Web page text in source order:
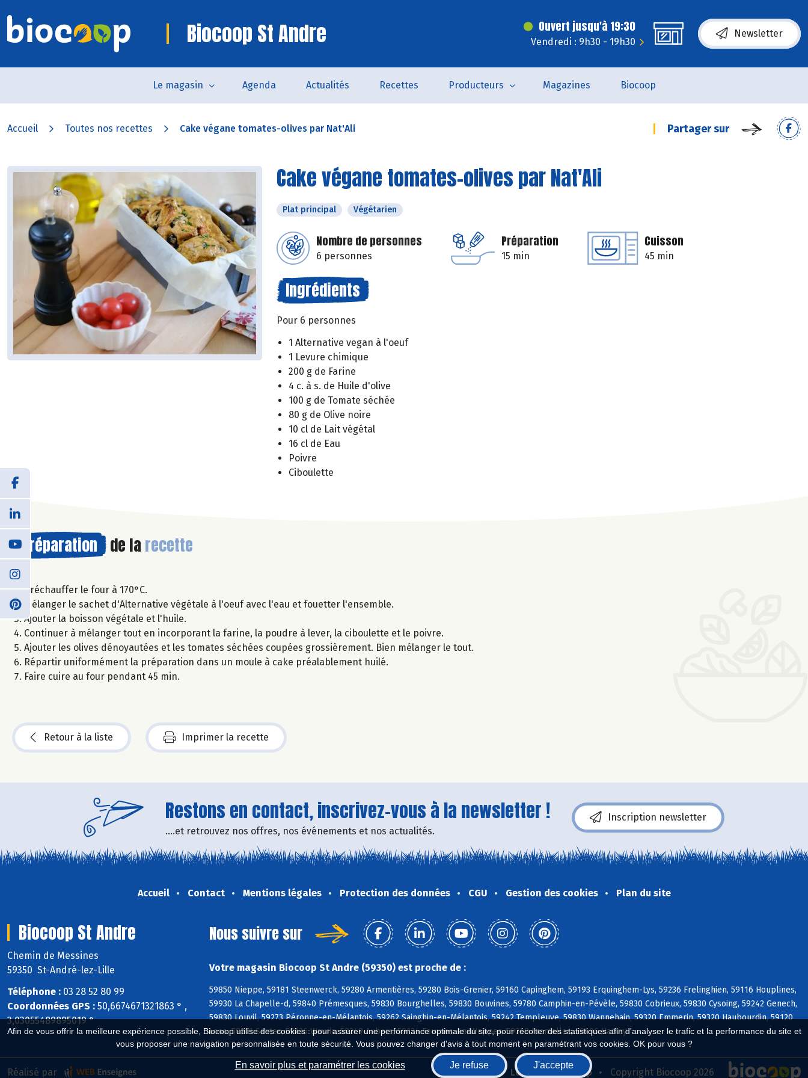
Afin de vous offrir la meilleure expérience possible, Biocoop utilise des cookies : pour assurer une performance optimale du site, pour récolter des statistiques afin d'analyser le trafic et la performance du site et
vous proposer une navigation personnalisée en toute sécurité. Vous pouvez changer d'avis à tout moment en paramétrant vos cookies. OK pour vous ?
En savoir plus et paramétrer les cookies Je refuse J'accepte
Biocoop St Andre Ouvert jusqu'à 19:30
Vendredi : 9h30 - 19h30
Newsletter
Le magasin Agenda Actualités Recettes Producteurs Magazines Biocoop
Accueil Toutes nos recettes Cake végane tomates-olives par Nat'Ali Partager sur
Cake végane tomates-olives par Nat'Ali
Plat principal Végétarien
Nombre de personnes
6 personnes
Préparation
15 min
Cuisson
45 min
Ingrédients
Pour 6 personnes
1 Alternative vegan à l'oeuf
1 Levure chimique
200 g de Farine
4 c. à s. de Huile d'olive
100 g de Tomate séchée
80 g de Olive noire
10 cl de Lait végétal
16 cl de Eau
Poivre
Ciboulette
Préparation de la recette
Préchauffer le four à 170°C.
Mélanger le sachet d'Alternative végétale à l'oeuf avec l'eau et fouetter l'ensemble.
Ajouter la boisson végétale et l'huile.
Continuer à mélanger tout en incorporant la farine, la poudre à lever, la ciboulette et le poivre.
Ajouter les olives dénoyautées et les tomates séchées coupées grossièrement. Bien mélanger le tout.
Répartir uniformément la préparation dans un moule à cake préalablement huilé.
Faire cuire au four pendant 45 min.
Retour à la liste Imprimer la recette
Restons en contact, inscrivez-vous à la newsletter !
....et retrouvez nos offres, nos événements et nos actualités.
Inscription newsletter
Accueil Contact Mentions légales Protection des données CGU Gestion des cookies Plan du site
Biocoop St Andre
Chemin de Messines
59350 St-André-lez-Lille
Téléphone : 03 28 52 80 99
Coordonnées GPS : 50,6674671321863 ° ,
3,03055489895019 °
Nous suivre sur
Votre magasin Biocoop St Andre (59350) est proche de :
59850 Nieppe, 59181 Steenwerck, 59280 Armentières, 59280 Bois-Grenier, 59160 Capinghem, 59193 Erquinghem-Lys, 59236 Frelinghien, 59116 Houplines,
59930 La Chapelle-d, 59840 Prémesques, 59830 Bourghelles, 59830 Bouvines, 59780 Camphin-en-Pévèle, 59830 Cobrieux, 59830 Cysoing, 59242 Genech,
59830 Louvil, 59273 Péronne-en-Mélantois, 59262 Sainghin-en-Mélantois, 59242 Templeuve, 59830 Wannehain, 59320 Emmerin, 59320 Haubourdin, 59120
Loos, 59211 Santes, 59136 Wavrin, 59249 Aubers, 59134 Fournes-en-Weppes, 59249 Fromelles, 59496 Hantay
Biocoop.fr Le réseau Biocoop Copyright Biocoop 2026
Réalisé par